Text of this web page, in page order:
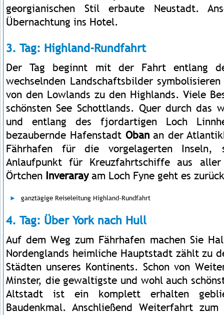
georgianischen Stil erbaute Neustadt.
Übernachtung ins Hotel.
3. Tag: Highland-Rundfahrt
Der Tag beginnt mit der Fahrt entlang
wechselnden Landschaftsbilder
von den Lowlands zu den Highlands. Viele
schönsten See Schottlands. Quer durch das
und entlang des fjordartigen Loch
bezaubernde Hafenstadt Obanan der
Fährhafen für die vorgelagerten Inseln,
Anlaufpunkt für Kreuzfahrtschiffe aus
Örtchen Inverarayam Loch Fyne geht es
ganztägige Reiseleitung Highland-Rundfahrt
4. Tag: Über York nach Hull
Auf dem Weg zum Fährhafen machen Sie
Nordenglands heimliche Hauptstadt zählt zu
Städten unseres Kontinents. Schon von
Minster, die gewaltigste und wohl auch
Altstadt ist ein komplett erhalten
Baudenkmal. Anschließend Weiterfahrt